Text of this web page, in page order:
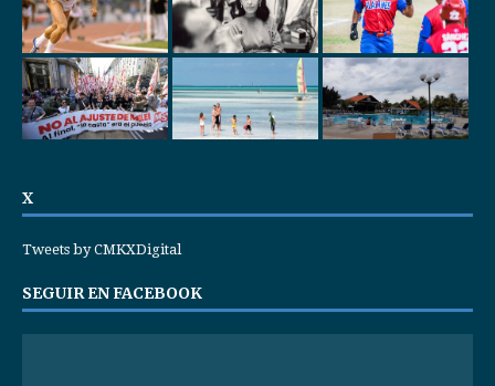
X
Tweets by CMKXDigital
SEGUIR EN FACEBOOK